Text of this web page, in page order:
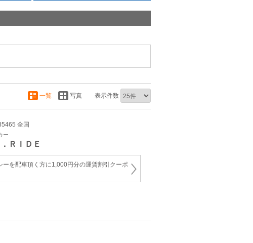
一覧 写真 表示件数
全国
ー
ＲＩＤＥ
ーを配車頂く方に1,000円分の運賃割引クーポ